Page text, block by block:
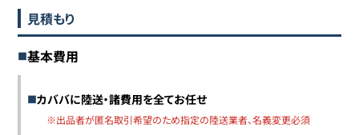
見積もり
基本費用
カババに陸送・諸費用を全てお任せ
※出品者が匿名取引希望のため指定の陸送業者、名義変更必須